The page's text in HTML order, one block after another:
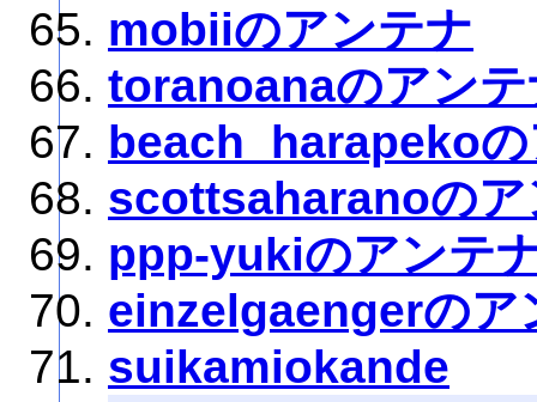
mobiiのアンテナ
toranoanaのアンテ
beach_harapeko
scottsaharanoのア
ppp-yukiのアンテ
einzelgaengerのア
suikamiokande